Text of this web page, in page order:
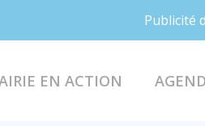
Publicité
EN ACTION